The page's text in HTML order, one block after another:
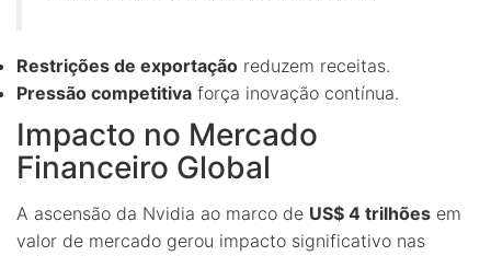
Restrições de exportação reduzem receitas.
Pressão competitiva força inovação contínua.
Impacto no Mercado
Financeiro Global
A ascensão da Nvidia ao marco de US$ 4 trilhões em
valor de mercado gerou impacto significativo nas